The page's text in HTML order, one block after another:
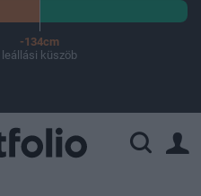
-134cm
leállási küszöb